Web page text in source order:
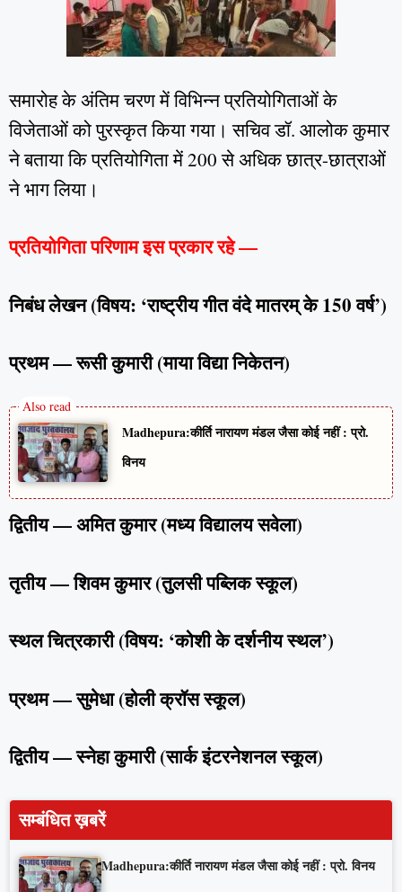
समारोह के अंतिम चरण में विभिन्न प्रतियोगिताओं के
विजेताओं को पुरस्कृत किया गया। सचिव डॉ. आलोक कुमार
ने बताया कि प्रतियोगिता में 200 से अधिक छात्र-छात्राओं
ने भाग लिया।
प्रतियोगिता परिणाम इस प्रकार रहे —
निबंध लेखन (विषय: ‘राष्ट्रीय गीत वंदे मातरम् के 150 वर्ष’)
प्रथम — रूसी कुमारी (माया विद्या निकेतन)
Madhepura:कीर्ति नारायण मंडल जैसा कोई नहीं : प्रो.
विनय
द्वितीय — अमित कुमार (मध्य विद्यालय सवेला)
तृतीय — शिवम कुमार (तुलसी पब्लिक स्कूल)
स्थल चित्रकारी (विषय: ‘कोशी के दर्शनीय स्थल’)
प्रथम — सुमेधा (होली क्रॉस स्कूल)
द्वितीय — स्नेहा कुमारी (सार्क इंटरनेशनल स्कूल)
सम्बंधित ख़बरें
Madhepura:कीर्ति नारायण मंडल जैसा कोई नहीं : प्रो. विनय